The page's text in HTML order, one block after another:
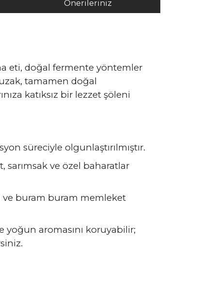
Önerileriniz
eti, doğal fermente yöntemler
tamamen doğal
katıksız bir lezzet şöleni
süreciyle olgunlaştırılmıştır.
sarımsak ve özel baharatlar
ve buram buram memleket
aromasını koruyabilir;